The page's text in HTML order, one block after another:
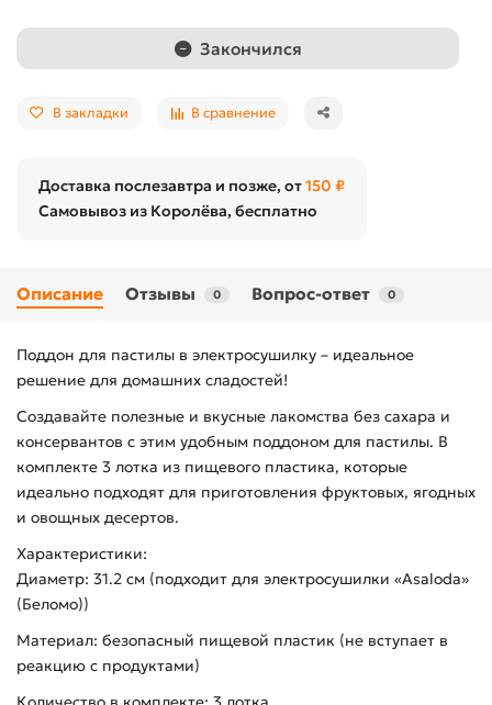
Закончился
В закладки В сравнение
Доставка послезавтра и позже, от150 ₽
Самовывоз из Королёва, бесплатно
Описание Отзывы 0 Вопрос-ответ 0
Поддон для пастилы в электросушилку – идеальное
решение для домашних сладостей!
Создавайте полезные и вкусные лакомства без сахара и
консервантов с этим удобным поддоном для пастилы. В
комплекте 3 лотка из пищевого пластика, которые
идеально подходят для приготовления фруктовых, ягодных
и овощных десертов.
Характеристики:
Диаметр: 31.2 см (подходит для электросушилки «Asaloda»
(Беломо))
Материал: безопасный пищевой пластик (не вступает в
реакцию с продуктами)